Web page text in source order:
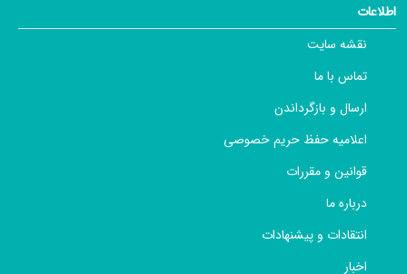
اطلاعات
نقشه سایت
تماس با ما
ارسال و بازگرداندن
اعلامیه حفظ حریم خصوصی
قوانین و مقررات
درباره ما
انتقادات و پیشنهادات
اخبار